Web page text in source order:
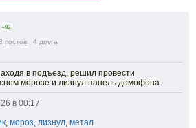
+92
постов 4 друга
в подъезд, решил провести
морозе и лизнул панель домофона
в 00:17
мороз лизнул метал